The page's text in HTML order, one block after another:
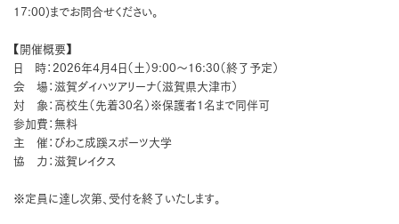
17:00)までお問合せください。
【開催概要】
日 時：2026年4月4日（土）9:00～16:30（終了予定）
会 場：滋賀ダイハツアリーナ（滋賀県大津市）
対 象：高校生（先着30名）※保護者1名まで同伴可
参加費：無料
主 催：びわこ成蹊スポーツ大学
協 力：滋賀レイクス
※定員に達し次第、受付を終了いたします。